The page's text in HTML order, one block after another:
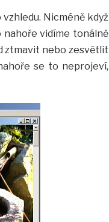
Nicméně když
vidíme tonálně
ztmavit nebo zesvětlit
se to neprojeví,